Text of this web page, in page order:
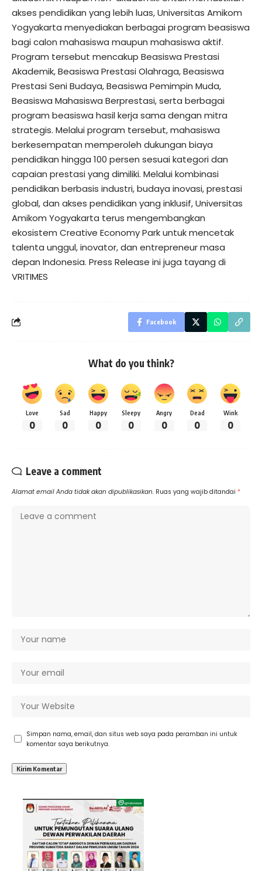
akses pendidikan yang lebih luas, Universitas Amikom
Yogyakarta menyediakan berbagai program beasiswa
bagi calon mahasiswa maupun mahasiswa aktif.
Program tersebut mencakup Beasiswa Prestasi
Akademik, Beasiswa Prestasi Olahraga, Beasiswa
Prestasi Seni Budaya, Beasiswa Pemimpin Muda,
Beasiswa Mahasiswa Berprestasi, serta berbagai
program beasiswa hasil kerja sama dengan mitra
strategis. Melalui program tersebut, mahasiswa
berkesempatan memperoleh dukungan biaya
pendidikan hingga 100 persen sesuai kategori dan
capaian prestasi yang dimiliki. Melalui kombinasi
pendidikan berbasis industri, budaya inovasi, prestasi
global, dan akses pendidikan yang inklusif, Universitas
Amikom Yogyakarta terus mengembangkan
ekosistem Creative Economy Park untuk mencetak
talenta unggul, inovator, dan entrepreneur masa
depan Indonesia. Press Release ini juga tayang di
VRITIMES
Facebook
What do you think?
Love
0
Sad
0
Happy
0
Sleepy
0
Angry
0
Dead
0
Wink
0
Leave a comment
Alamat email Anda tidak akan dipublikasikan. Ruas yang wajib ditandai *
Simpan nama, email, dan situs web saya pada peramban ini untuk
komentar saya berikutnya.